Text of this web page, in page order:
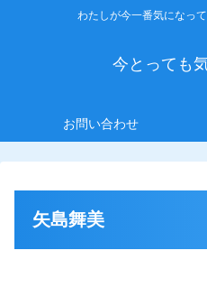
わたしが今一番気になっ
今とっても
お問い合わせ
矢島舞美